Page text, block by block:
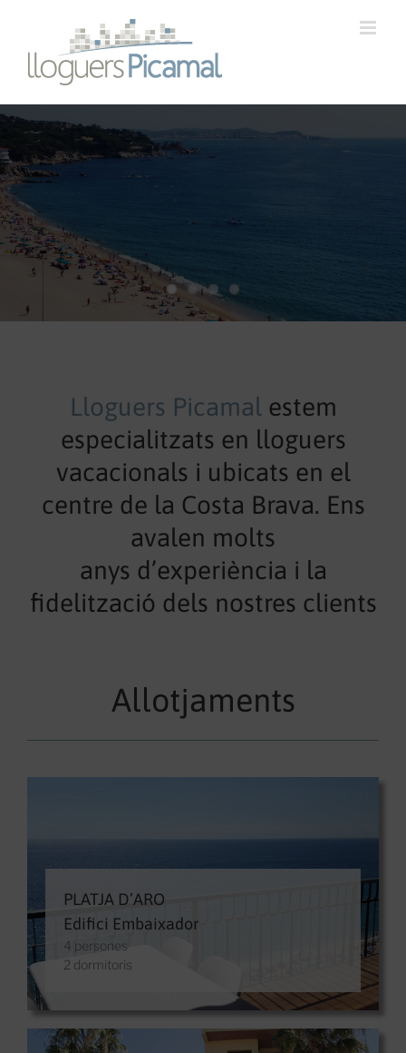
S'Agaró
Lloguers Picamalestem
especialitzats en lloguers
vacacionals i ubicats en el
centre de la Costa Brava. Ens
avalen molts
anys d’experiència i la
fidelització dels nostres clients
Allotjaments
PLATJA D’ARO
Edifici Embaixador
4 persones
2 dormitoris